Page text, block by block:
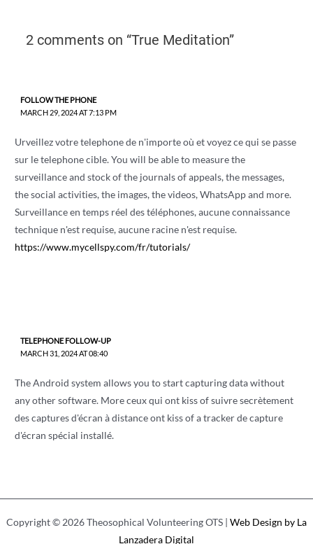
2 comments on “True Meditation”
FOLLOW THE PHONE
MARCH 29, 2024 AT 7:13 PM
Urveillez votre telephone de n'importe où et voyez ce qui se passe
sur le telephone cible. You will be able to measure the
surveillance and stock of the journals of appeals, the messages,
the social activities, the images, the videos, WhatsApp and more.
Surveillance en temps réel des téléphones, aucune connaissance
technique n'est requise, aucune racine n'est requise.
https://www.mycellspy.com/fr/tutorials/
TELEPHONE FOLLOW-UP
MARCH 31, 2024 AT 08:40
The Android system allows you to start capturing data without
any other software. More ceux qui ont kiss of suivre secrètement
des captures d'écran à distance ont kiss of a tracker de capture
d'écran spécial installé.
Copyright © 2026 Theosophical Volunteering OTS | Web Design by La
Lanzadera Digital